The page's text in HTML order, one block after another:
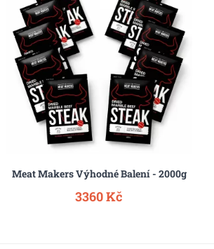
Meat Makers Výhodné Balení - 2000g
3360 Kč